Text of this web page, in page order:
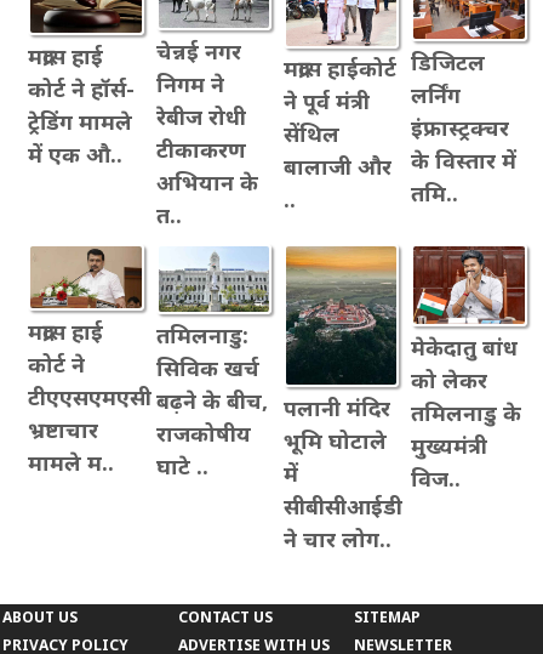
मद्रास हाई
कोर्ट ने हॉर्स-
ट्रेडिंग मामले
में एक औ..
चेन्नई नगर
निगम ने
रेबीज रोधी
टीकाकरण
अभियान के
त..
मद्रास हाईकोर्ट
ने पूर्व मंत्री
सेंथिल
बालाजी और
..
डिजिटल
लर्निंग
इंफ्रास्ट्रक्चर
के विस्तार में
तमि..
मद्रास हाई
कोर्ट ने
टीएएसएमएसी
भ्रष्टाचार
मामले म..
तमिलनाडु:
सिविक खर्च
बढ़ने के बीच,
राजकोषीय
घाटे ..
पलानी मंदिर
भूमि घोटाले
में
सीबीसीआईडी
ने चार लोग..
मेकेदातु बांध
को लेकर
तमिलनाडु के
मुख्यमंत्री
विज..
ABOUT US
PRIVACY POLICY
CONTACT US
ADVERTISE WITH US
SITEMAP
NEWSLETTER